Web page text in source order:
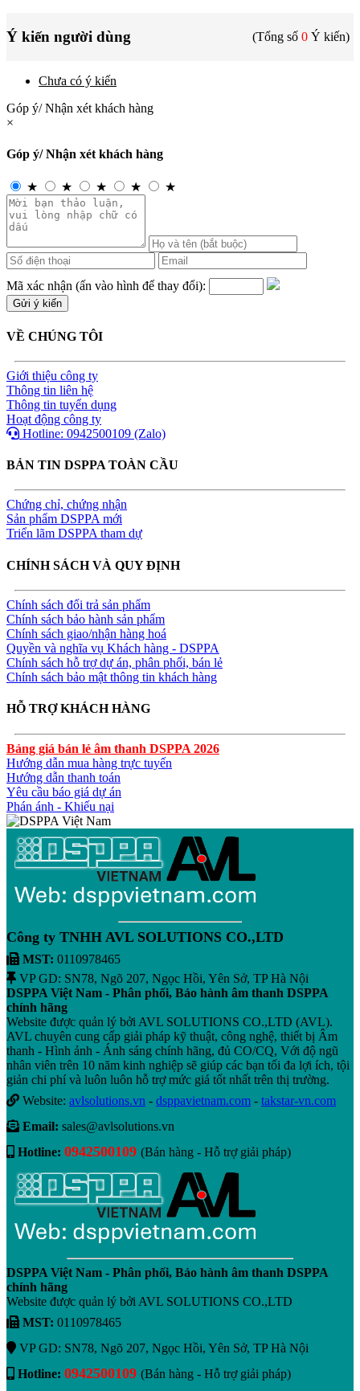
Ý kiến người dùng (Tổng số 0 Ý kiến)
Chưa có ý kiến
Góp ý/ Nhận xét khách hàng
×
Góp ý/ Nhận xét khách hàng
★ ★ ★ ★ ★
Mã xác nhận (ấn vào hình để thay đổi):
VỀ CHÚNG TÔI
Giới thiệu công ty
Thông tin liên hệ
Thông tin tuyển dụng
Hoạt động công ty
Hotline: 0942500109 (Zalo)
BẢN TIN DSPPA TOÀN CẦU
Chứng chỉ, chứng nhận
Sản phẩm DSPPA mới
Triển lãm DSPPA tham dự
CHÍNH SÁCH VÀ QUY ĐỊNH
Chính sách đổi trả sản phẩm
Chính sách bảo hành sản phẩm
Chính sách giao/nhận hàng hoá
Quyền và nghĩa vụ Khách hàng - DSPPA
Chính sách hỗ trợ dự án, phân phối, bán lẻ
Chính sách bảo mật thông tin khách hàng
HỖ TRỢ KHÁCH HÀNG
Bảng giá bán lẻ âm thanh DSPPA 2026
Hướng dẫn mua hàng trực tuyến
Hướng dẫn thanh toán
Yêu cầu báo giá dự án
Phán ánh - Khiếu nại
Công ty TNHH AVL SOLUTIONS CO.,LTD
MST: 0110978465
VP GD: SN78, Ngõ 207, Ngọc Hồi, Yên Sở, TP Hà Nội
DSPPA Việt Nam - Phân phối, Bảo hành âm thanh DSPPA
chính hãng
Website được quản lý bởi AVL SOLUTIONS CO.,LTD (AVL).
AVL chuyên cung cấp giải pháp kỹ thuật, công nghệ, thiết bị Âm
thanh - Hình ảnh - Ánh sáng chính hãng, đủ CO/CQ, Với độ ngũ
nhân viên trên 10 năm kinh nghiệp sẽ giúp các bạn tối đa lợi ích, tội
giản chi phí và luôn luôn hỗ trợ mức giá tốt nhất trên thị trường.
Website: avlsolutions.vn - dsppavietnam.com - takstar-vn.com
Email: sales@avlsolutions.vn
Hotline: 0942500109 (Bán hàng - Hỗ trợ giải pháp)
DSPPA Việt Nam - Phân phối, Bảo hành âm thanh DSPPA
chính hãng
Website được quản lý bởi AVL SOLUTIONS CO.,LTD
MST: 0110978465
VP GD: SN78, Ngõ 207, Ngọc Hồi, Yên Sở, TP Hà Nội
Hotline: 0942500109 (Bán hàng - Hỗ trợ giải pháp)